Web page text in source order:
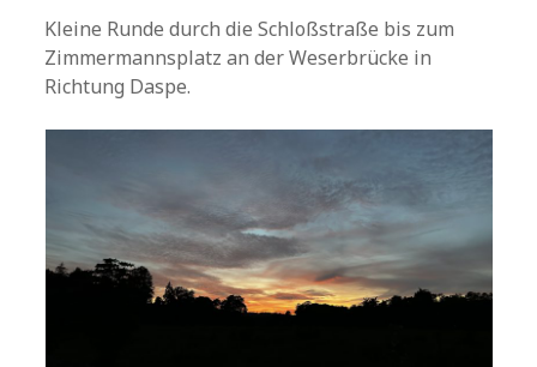
Kleine Runde durch die Schloßstraße bis zum
Zimmermannsplatz an der Weserbrücke in
Richtung Daspe.